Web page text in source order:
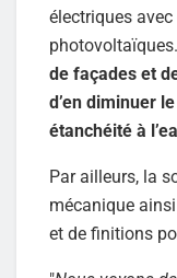
électriques
photovoltaïques.
de façades et
d’en diminuer
étanchéité à
Par ailleurs, la
mécanique
et de finitions